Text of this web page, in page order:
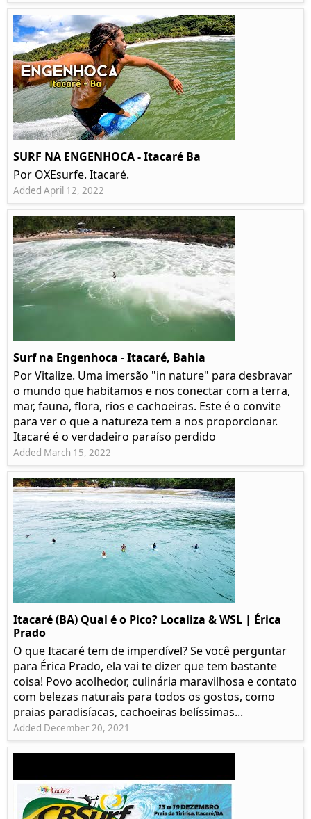
SURF NA ENGENHOCA - Itacaré Ba
Por OXEsurfe. Itacaré.
Added April 12, 2022
Surf na Engenhoca - Itacaré, Bahia
Por Vitalize. Uma imersão "in nature" para desbravar
o mundo que habitamos e nos conectar com a terra,
mar, fauna, flora, rios e cachoeiras. Este é o convite
para ver o que a natureza tem a nos proporcionar.
Itacaré é o verdadeiro paraíso perdido
Added March 15, 2022
Itacaré (BA) Qual é o Pico? Localiza & WSL | Érica
Prado​
O que Itacaré tem de imperdível? Se você perguntar
para Érica Prado, ela vai te dizer que tem bastante
coisa!​ Povo acolhedor, culinária maravilhosa e contato
com belezas naturais para todos os gostos, como
praias paradisíacas, cachoeiras belíssimas...
Added December 20, 2021